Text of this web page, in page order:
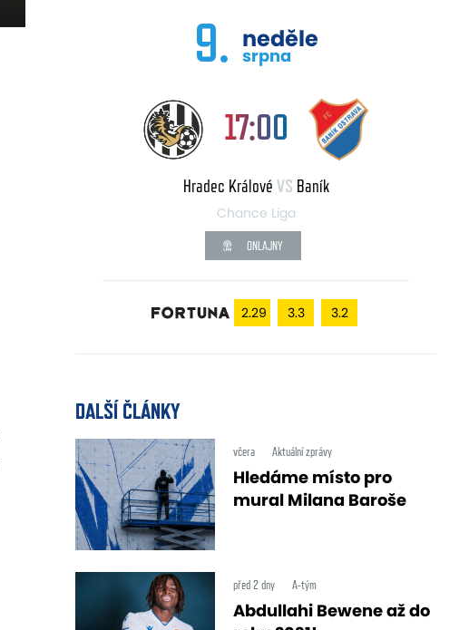
9. neděle
srpna
17:00
Hradec Králové VS Baník
Chance Liga
ONLAJNY
2.29 3.3 3.2
DALŠÍ ČLÁNKY
včera Aktuální zprávy
Hledáme místo pro
mural Milana Baroše
před 2 dny A-tým
Abdullahi Bewene až do